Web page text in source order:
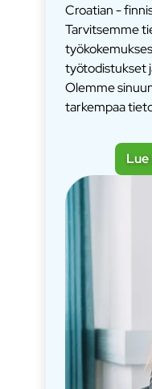
Croatian -
Tarvitsemme
työtodistukset
Olemme
tarkempaa
Lue